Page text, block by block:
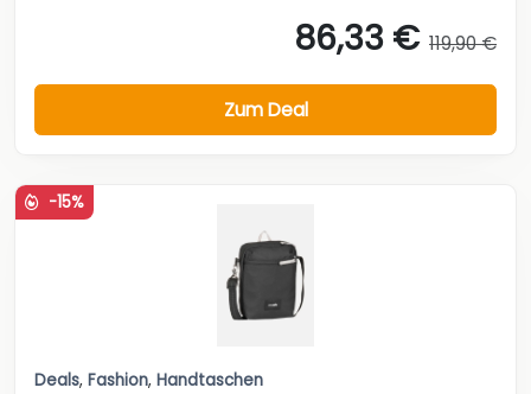
86,33 € 119,90 €
Zum Deal
-15%
Deals, Fashion, Handtaschen